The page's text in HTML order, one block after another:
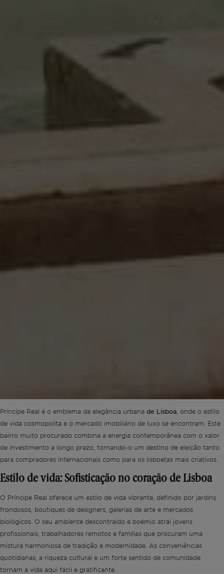
Príncipe Real é o emblema da elegância urbana de Lisboa , onde o estilo
de vida cosmopolita e o mercado imobiliário de luxo se encontram. Este
bairro muito procurado combina a energia contemporânea com o valor
de investimento a longo prazo, tornando-o um destino de eleição tanto
para compradores internacionais como para os lisboetas mais criativos.
Estilo de vida: Sofisticação no coração de Lisboa
O Príncipe Real oferece um estilo de vida vibrante, definido por jardins
frondosos, boutiques de designers, galerias de arte e mercados
biológicos. O seu ambiente descontraído e boémio atrai jovens
profissionais, trabalhadores remotos e famílias que procuram uma
mistura harmoniosa de tradição e modernidade. As conveniências
quotidianas, a riqueza cultural e um forte sentido de comunidade
tornam a vida aqui fácil e gratificante.
Todas as propriedades